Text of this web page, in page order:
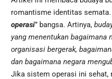
romantisme identitas semata.
operasi” bangsa. Artinya,
yang menentukan bagaimana
organisasi bergerak,
dan bagaimana negara
Jika sistem operasi ini sehat,